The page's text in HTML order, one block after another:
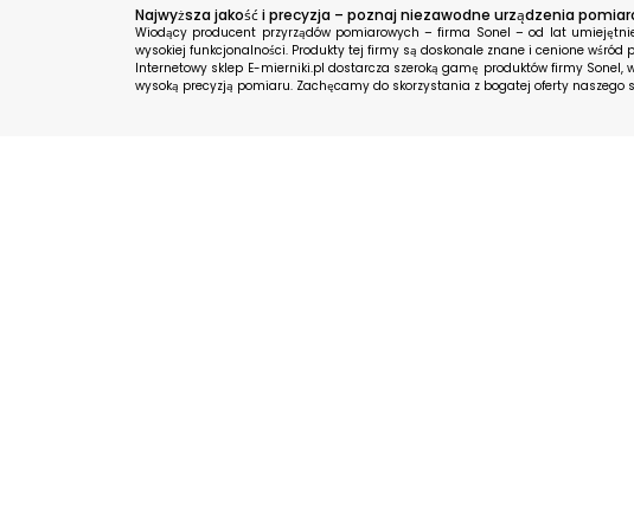
Najwyższa jakość i precyzja – poznaj niezawodne urządzenia
Wiodący producent przyrządów pomiarowych – firma Sonel – od lat
wysokiej funkcjonalności. Produkty tej firmy są doskonale znane i cenione wśród
Internetowy sklep E-mierniki.pl dostarcza szeroką gamę produktów firmy
wysoką precyzją pomiaru. Zachęcamy do skorzystania z bogatej oferty naszego